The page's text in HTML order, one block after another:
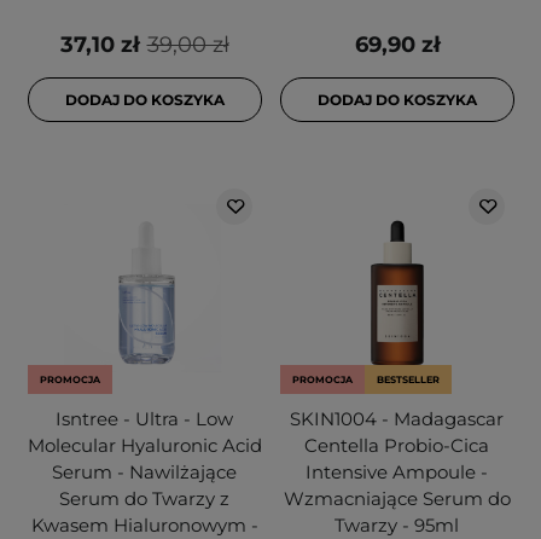
39,00 zł
37,10 zł
DODAJ DO KOSZYKA
69,90 zł
DODAJ DO KOSZYKA
PROMOCJA
Isntree - Ultra - Low
Molecular Hyaluronic Acid
Serum - Nawilżające
Serum do Twarzy z
Kwasem Hialuronowym -
PROMOCJA BESTSELLER
SKIN1004 - Madagascar
Centella Probio-Cica
Intensive Ampoule -
Wzmacniające Serum do
Twarzy - 95ml